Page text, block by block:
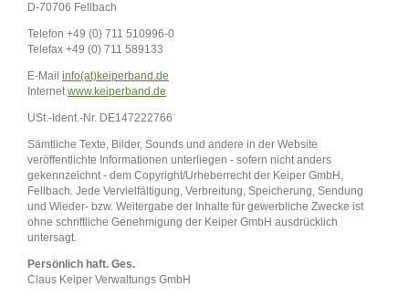
D-70706 Fellbach
Telefon +49 (0) 711 510996-0
Telefax +49 (0) 711 589133
E-Mail info(at)keiperband.de
Internetwww.keiperband.de
USt.-Ident.-Nr. DE147222766
Sämtliche Texte, Bilder, Sounds und andere in der Website
veröffentlichte Informationen unterliegen - sofern nicht anders
gekennzeichnt - dem Copyright/Urheberrecht der Keiper GmbH,
Fellbach. Jede Vervielfältigung, Verbreitung, Speicherung, Sendung
und Wieder- bzw. Weitergabe der Inhalte für gewerbliche Zwecke ist
ohne schriftliche Genehmigung der Keiper GmbH ausdrücklich
untersagt.
Persönlich haft. Ges.
Claus Keiper Verwaltungs GmbH